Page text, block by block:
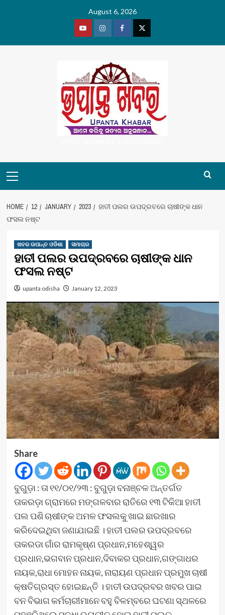
August 6, 2026
YoutubeVimeoFacebookTwitter
Menu
HOME 12 JANUARY 2023
ହାତୀ ପଲର ଉପଦ୍ରବରେ ଚାଷୀଙ୍କ ଧାନ
ଫସଲ ନଷ୍ଟ
ଖବର ଉପାନ୍ତ ଓଡିଶା ସମାଚାର
ହାତୀ ପଲର ଉପଦ୍ରବରେ ଚାଷୀଙ୍କ ଧାନ
ଫସଲ ନଷ୍ଟ
upanta odisha January 12, 2023
Share
ବୁଗୁଡ଼ା : ତା ୧୧/୦୧/୨୩ : ବୁଗୁଡ଼ା ବନାଞ୍ଚଳ ଅନ୍ତର୍ଗତ
ତାକରଡ଼ା ଗ୍ରାମରେ ମଙ୍ଗଳବାର ରାତିରେ ୧୩ ଟିକିଆ ହାତୀ
ପଲ ପଶି ଚାଷୀଙ୍କ ଅମଳ ଫସଲକୁ ଖାଇ ଛାରଖାର
କରିଦେଇଥିବା ଜଣାଯାଇଛି । ହାତୀ ପଲର ଉପଦ୍ରବରେ
ତାକରଡା ଗାଁର ରାମକୃଷ୍ଣ ପ୍ରଧାନ,ମହେଶ୍ୱର
ପ୍ରଧାନ,ଭଗବାନ ପ୍ରଧାନ,ଦିବାକର ପ୍ରଧାନ,ଗଙ୍ଗାଧର
ନାୟକ,ରାଧା ମୋହନ ନାୟକ, ନାରାୟଣ ପ୍ରଧାନ ପ୍ରମୁଖ ଚାଷୀ
କ୍ଷତିଗ୍ରସ୍ତ ହୋଇଛନ୍ତି । ହାତୀ ଉପଦ୍ରବର ଖବର ପାଇ
ବନ ବିଭାଗ କର୍ମଚାରୀମାନେ ବହୁ ବିଳମ୍ବରେ ଘଟଣା ସ୍ଥଳରେ